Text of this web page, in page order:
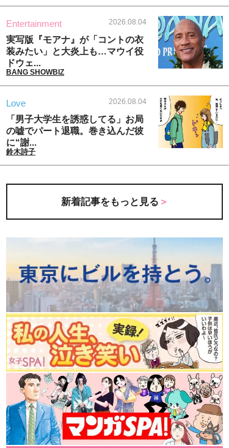
Entertainment 2026.08.04
実写版『モアナ』が「コントの衣
装みたい」と大炎上も…マウイ役
ドウェ...
BANG SHOWBIZ
Love 2026.08.04
「男子大学生を誘惑してる」お局
の嘘でパート退職。巻き込んだ彼
に“謝...
鈴木詩子
新着記事をもっと見る